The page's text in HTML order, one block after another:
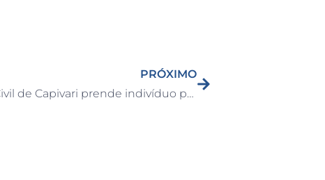
PRÓXIMO
Guarda Civil de Capivari prende indivíduo por tráfico de drogas